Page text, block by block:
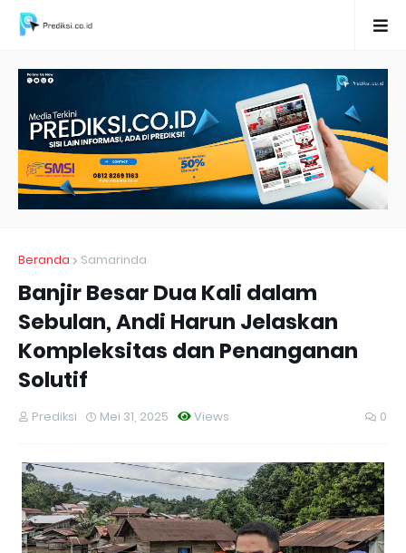
Beranda Samarinda
Banjir Besar Dua Kali dalam
Sebulan, Andi Harun Jelaskan
Kompleksitas dan Penanganan
Solutif
Prediksi Views
Mei 31, 2025 0